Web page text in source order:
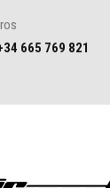
665 769 821